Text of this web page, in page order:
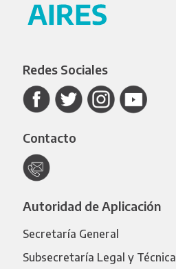
Redes Sociales
Contacto
Autoridad de Aplicación
Secretaría General
Subsecretaría Legal y Técnica